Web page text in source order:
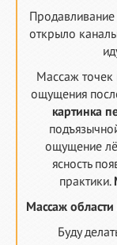
Продавливание
открыло
Массаж точек
ощущения
картинка
ощущение
ясность
практики.
Массаж области
Буду